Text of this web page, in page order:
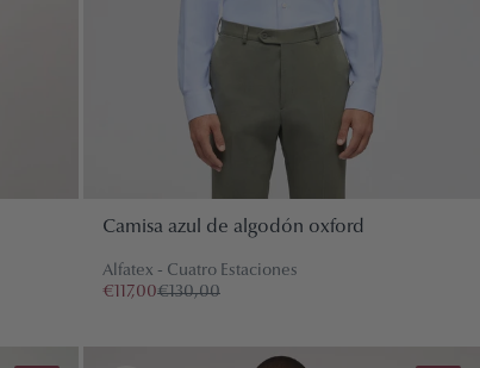
Camisa azul de algodón oxford
Alfatex - Cuatro Estaciones
€117,00€130,00